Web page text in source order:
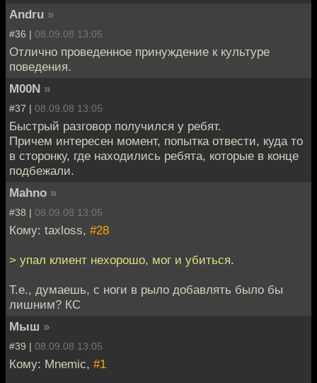
Andru »
#36 | 08.09.08 13:05
Отлично проведенное принуждение к культуре
поведения.
M00N »
#37 | 08.09.08 13:05
Быстрый разговор получился у ребят.
Причем интересен момент, попытка отвести, куда то
в сторонку, где находились ребята, которые в конце
подбежали.
Mahno »
#38 | 08.09.08 13:05
Кому: taxloss, #28
> упал клиент нехорошо, мог и убиться.
Т.е., думаешь, с ноги в рыло добавлять было бы
лишним? КС
Мыш »
#39 | 08.09.08 13:05
Кому: Mnemic, #1